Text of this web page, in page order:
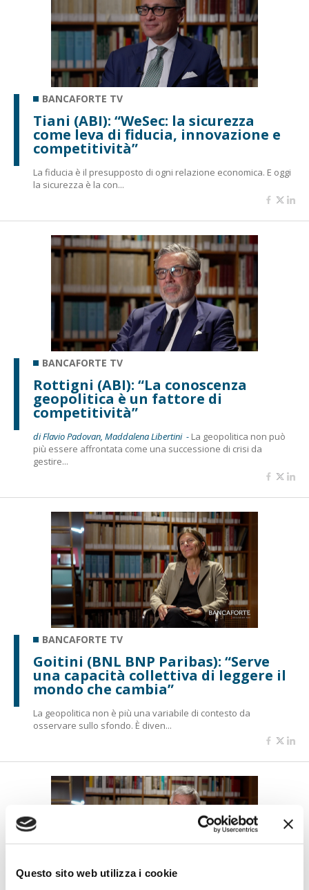
Questo sito web utilizza i cookie
BANCAFORTE TV
Tiani (ABI): “WeSec: la sicurezza
come leva di fiducia, innovazione e
competitività”
La fiducia è il presupposto di ogni relazione economica. E oggi
la sicurezza è la con...
BANCAFORTE TV
Rottigni (ABI): “La conoscenza
geopolitica è un fattore di
competitività”
di Flavio Padovan, Maddalena Libertini - La geopolitica non può
più essere affrontata come una successione di crisi da
gestire...
BANCAFORTE TV
Goitini (BNL BNP Paribas): “Serve
una capacità collettiva di leggere il
mondo che cambia”
La geopolitica non è più una variabile di contesto da
osservare sullo sfondo. È diven...